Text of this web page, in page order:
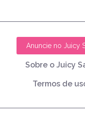
Anuncie no Juicy
Sobre o Juicy
Termos de